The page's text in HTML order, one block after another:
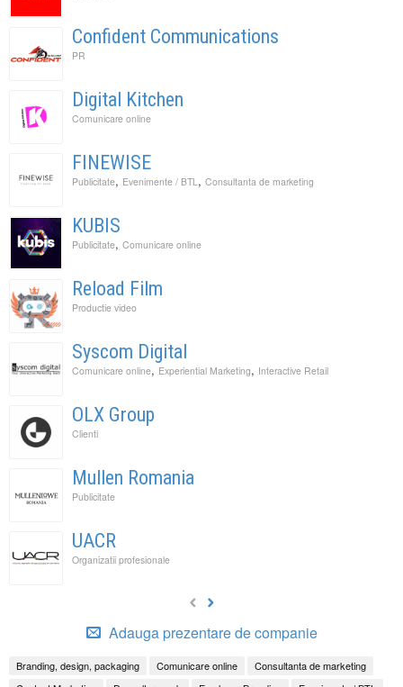
Confident Communications
PR
Digital Kitchen
Comunicare online
FINEWISE
Publicitate, Evenimente / BTL , Consultanta de marketing
KUBIS
Publicitate, Comunicare online
Reload Film
Productie video
Syscom Digital
Comunicare online, Experiential Marketing, Interactive Retail
OLX Group
Clienti
Mullen Romania
Publicitate
UACR
Organizatii profesionale
Adauga prezentare de companie
Branding, design, packaging Comunicare online
Consultanta de marketing